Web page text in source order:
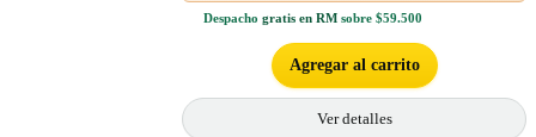
Despacho gratis en RM sobre $59.500
Agregar al carrito
Ver detalles